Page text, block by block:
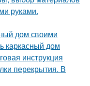
руками.
дом своими
каркасный дом
инструкция
перекрытия. В